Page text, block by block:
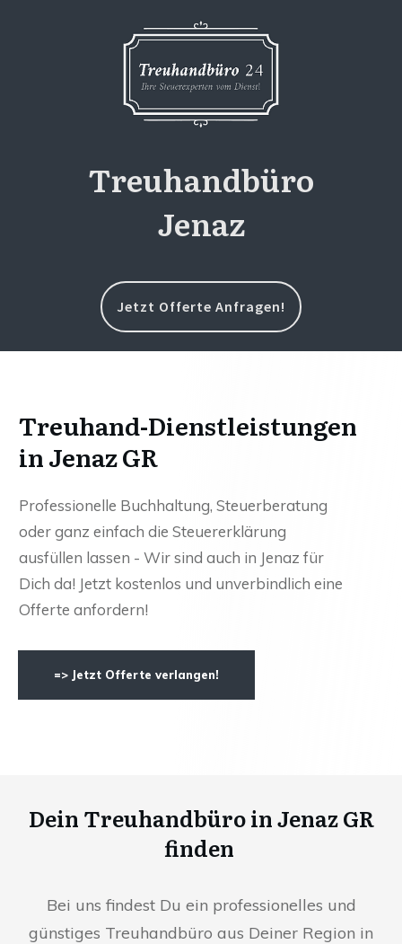
Treuhandbüro
Jenaz
Jetzt Offerte Anfragen!
Treuhand-Dienstleistungen
in Jenaz GR
Professionelle Buchhaltung, Steuerberatung
oder ganz einfach die Steuererklärung
ausfüllen lassen - Wir sind auch in Jenaz für
Dich da! Jetzt kostenlos und unverbindlich eine
Offerte anfordern!
=> Jetzt Offerte verlangen!
Dein Treuhandbüro in Jenaz GR
finden
Bei uns findest Du ein professionelles und
günstiges Treuhandbüro aus Deiner Region in